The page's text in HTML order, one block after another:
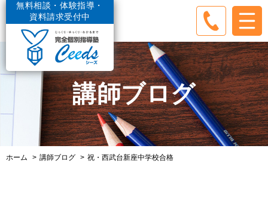
無料相談・体験指導・
資料請求受付中
講師ブログ
ホーム 講師ブログ 祝・西武台新座中学校合格